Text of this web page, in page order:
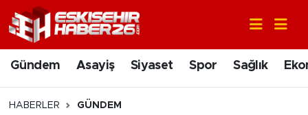
Gündem Asayiş Siyaset Spor Sağlık
HABERLER GÜNDEM
Gündem
Asayiş
Nöbetçi Eczaneler
Hava Durumu